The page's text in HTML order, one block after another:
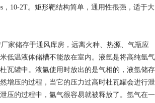
，10-2T。矩形靶结构简单，通用性很强，适于大
家储存于通风库房，远离火种、热源、气瓶应
低温液体储槽不能放在室内。液氩是将高纯氩气
瓦罐中。液氩使用时放出的是气相的，液氩储存
增压的过程，当它的压力过高时杜瓦罐会进行泄
压的过程中，氩气很容易就被释放了。氩气在一